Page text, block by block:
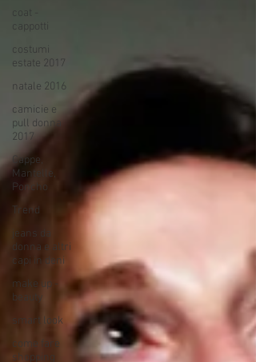
coat -
cappotti
costumi
estate 2017
natale 2016
camicie e
pull donna
2017
Cappe,
Mantelle,
Poncho
Trend
jeans da
donna e altri
capi in deni
make up -
beauty
smart look
come fare
shopping